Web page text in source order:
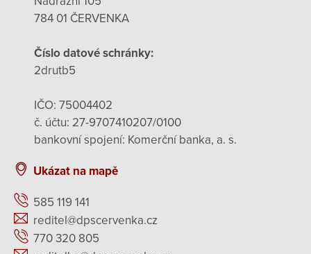
784 01 ČERVENKA
Číslo datové schránky:
2drutb5
IČO: 75004402
č. účtu: 27-9707410207/0100
bankovní spojení: Komerční banka, a. s.
Ukázat na mapě
585 119 141
reditel@dpscervenka.cz
770 320 805